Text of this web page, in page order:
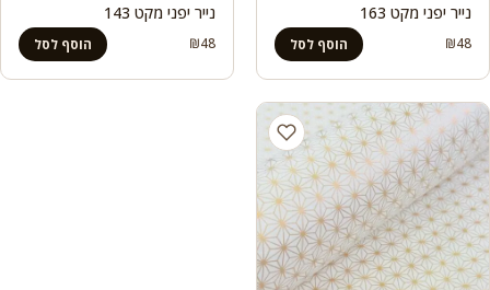
נייר יפני מקט 163
₪48 הוסף לסל
נייר יפני מקט 143
₪48 הוסף לסל